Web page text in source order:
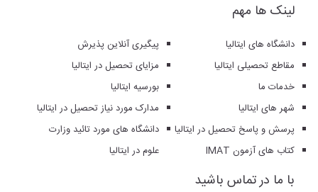
لینک ها مهم
پیگیری آنلاین پذیرش
مزایای تحصیل در ایتالیا
بورسیه ایتالیا
مدارک مورد نیاز تحصیل در ایتالیا
دانشگاه های مورد تائید وزارت
علوم در ایتالیا
دانشگاه های ایتالیا
مقاطع تحصیلی ایتالیا
خدمات ما
شهر های ایتالیا
پرسش و پاسخ تحصیل در ایتالیا
کتاب های آزمون IMAT
با ما در تماس باشید